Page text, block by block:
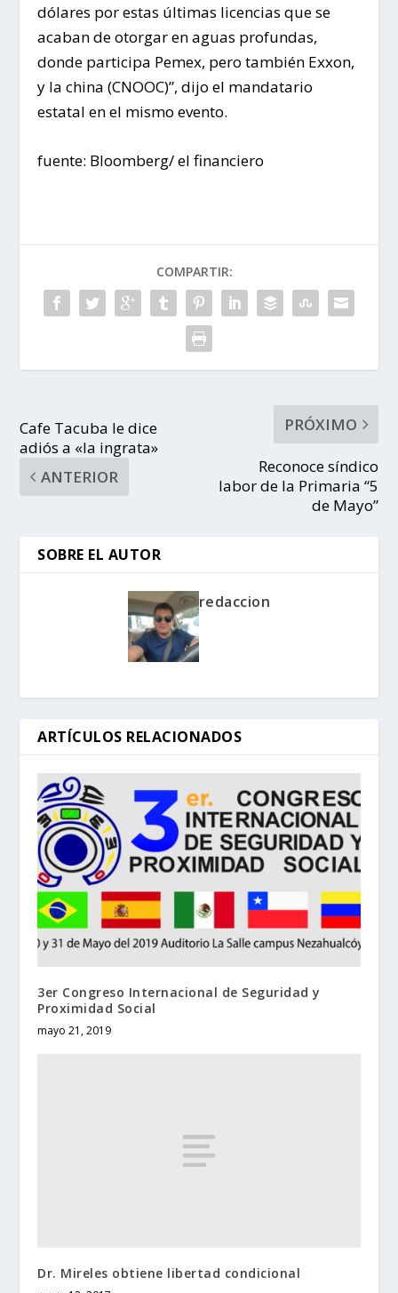
dólares por estas últimas licencias que se
acaban de otorgar en aguas profundas,
donde participa Pemex, pero también Exxon,
y la china (CNOOC)”, dijo el mandatario
estatal en el mismo evento.
fuente: Bloomberg/ el financiero
COMPARTIR:
Cafe Tacuba le dice
adiós a «la ingrata»
ANTERIOR
PRÓXIMO
Reconoce síndico
labor de la Primaria “5
de Mayo”
SOBRE EL AUTOR
redaccion
ARTÍCULOS RELACIONADOS
3er Congreso Internacional de Seguridad y
Proximidad Social
mayo 21, 2019
Dr. Mireles obtiene libertad condicional